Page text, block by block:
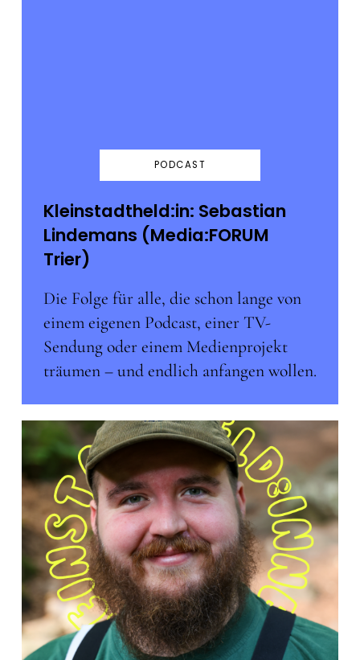
PODCAST
Kleinstadtheld:in: Sebastian
Lindemans (Media:FORUM
Trier)
Die Folge für alle, die schon lange von
einem eigenen Podcast, einer TV-
Sendung oder einem Medienprojekt
träumen – und endlich anfangen wollen.